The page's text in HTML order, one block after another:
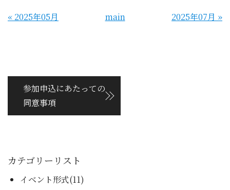
« 2025年05月 main 2025年07月 »
参加申込にあたっての
同意事項
カテゴリーリスト
イベント形式(11)